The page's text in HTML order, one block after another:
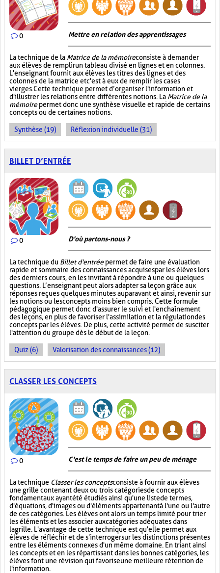
0 Mettre en relation des apprentissages
La technique de la Matrice de la mémoireconsiste à demander
aux élèves de remplir un tableau divisé en lignes et en colonnes.
L'enseignant fournit aux élèves les titres des lignes et des
colonnes de la matrice et c'est à eux de remplir les cases
vierges. Cette technique permet d’organiser l'information et
d'illustrer les relations entre différentes notions. La Matrice de la
mémoirepermet donc une synthèse visuelle et rapide de certains
concepts ou de certaines notions.
Synthèse (19) Réflexion individuelle (31)
BILLET D’ENTRÉE
0 D'où partons-nous ?
La technique du Billet d'entréepermet de faire une évaluation
rapide et sommaire des connaissances acquises par les élèves lors
des derniers cours, en les invitant à répondre à une ou quelques
questions. L’enseignant peut alors adapter sa leçon grâce aux
réponses reçues quelques minutes auparavant et ainsi, revenir sur
les notions ou les concepts moins bien compris. Cette formule
pédagogique permet donc d'assurer le suivi et l'enchaînement
des leçons, en plus de favoriser l'assimilation et la régulation des
concepts par les élèves. De plus, cette activité permet de susciter
l'attention du groupe dès le début de la leçon.
Quiz (6) Valorisation des connaissances (12)
CLASSER LES CONCEPTS
0 C'est le temps de faire un peu de ménage
La technique Classer les conceptsconsiste à fournir aux élèves
une grille contenant deux ou trois catégories de concepts
fondamentaux ayant été étudiés ainsi qu'une liste de termes,
d'équations, d'images ou d'éléments appartenant à l'une ou l'autre
de ces catégories. Les élèves ont alors un temps limité pour trier
les éléments et les associer aux catégories adéquates dans
la grille. L'avantage de cette technique est qu'elle permet aux
élèves de réfléchir et de s'interroger sur les distinctions présentes
entre les éléments connexes d'un même domaine. En triant ainsi
les concepts et en les répartissant dans les bonnes catégories, les
élèves font une révision qui favorise une meilleure rétention de
l'information.